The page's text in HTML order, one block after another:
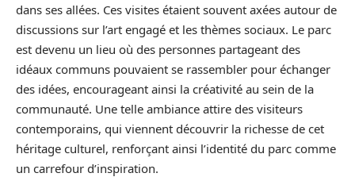
dans ses allées. Ces visites étaient souvent axées autour de
discussions sur l’art engagé et les thèmes sociaux. Le parc
est devenu un lieu où des personnes partageant des
idéaux communs pouvaient se rassembler pour échanger
des idées, encourageant ainsi la créativité au sein de la
communauté. Une telle ambiance attire des visiteurs
contemporains, qui viennent découvrir la richesse de cet
héritage culturel, renforçant ainsi l’identité du parc comme
un carrefour d’inspiration.